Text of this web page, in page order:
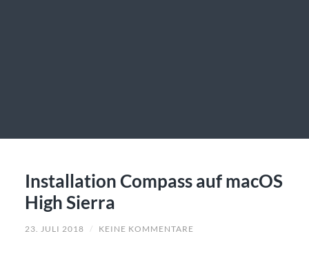
Installation Compass auf macOS
High Sierra
23. JULI 2018 / KEINE KOMMENTARE